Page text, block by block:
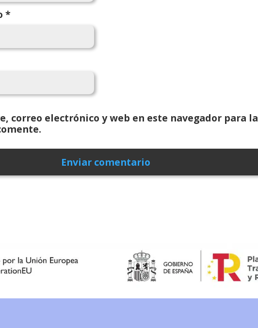
*
correo electrónico y web en este navegador para la